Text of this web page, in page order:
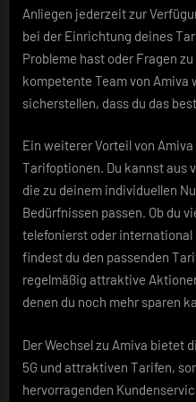
Anliegen jederzeit zur
bei der Einrichtung deines
Probleme hast oder Fragen
kompetente Team von Amiva
sicherstellen, dass du das
Ein weiterer Vorteil von
Tarifoptionen. Du kannst aus
die zu deinem individuellen
Bedürfnissen passen. Ob du
telefonierst oder
findest du den passenden
regelmäßig attraktive
denen du noch mehr sparen
Der Wechsel zu Amiva bietet
5G und attraktiven Tarifen,
hervorragenden